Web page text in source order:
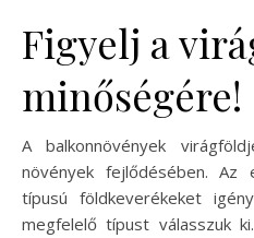
Figyelj a
minőségére!
A balkonnövények
növények fejlődésében. Az
típusú földkeverékeket
megfelelő típust válasszuk